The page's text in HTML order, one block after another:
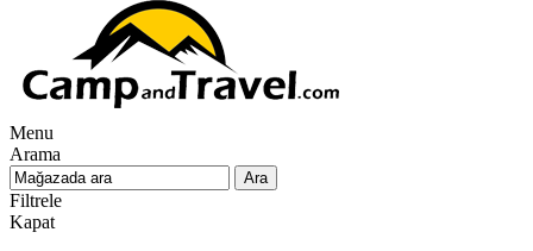
Menu
Arama
Filtrele
Kapat